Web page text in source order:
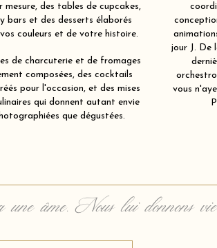
mesure, des tables de cupcakes,
bars et des desserts élaborés
couleurs et de votre histoire.
de charcuterie et de fromages
composées, des cocktails
pour l'occasion, et des mises
qui donnent autant envie
que dégustées.
jour J. De
vous
une âme. Nous lui donnons